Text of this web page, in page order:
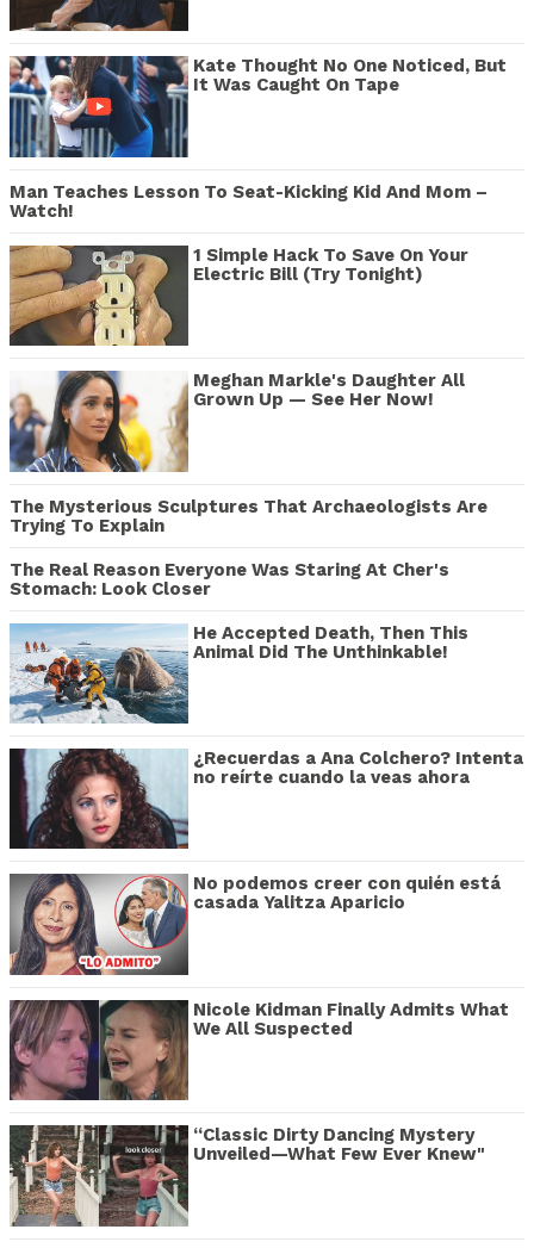
Kate Thought No One Noticed, But
It Was Caught On Tape
Man Teaches Lesson To Seat-Kicking Kid And Mom –
Watch!
1 Simple Hack To Save On Your
Electric Bill (Try Tonight)
Meghan Markle's Daughter All
Grown Up — See Her Now!
The Mysterious Sculptures That Archaeologists Are
Trying To Explain
The Real Reason Everyone Was Staring At Cher's
Stomach: Look Closer
He Accepted Death, Then This
Animal Did The Unthinkable!
¿Recuerdas a Ana Colchero? Intenta
no reírte cuando la veas ahora
No podemos creer con quién está
casada Yalitza Aparicio
Nicole Kidman Finally Admits What
We All Suspected
“Classic Dirty Dancing Mystery
Unveiled—What Few Ever Knew"